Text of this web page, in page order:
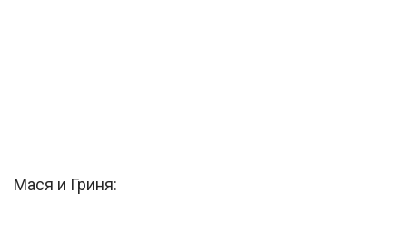
Мася и Гриня: